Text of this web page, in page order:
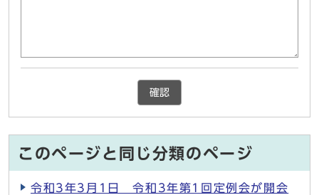
確認
このページと同じ分類のページ
令和3年3月1日 令和3年第1回定例会が開会